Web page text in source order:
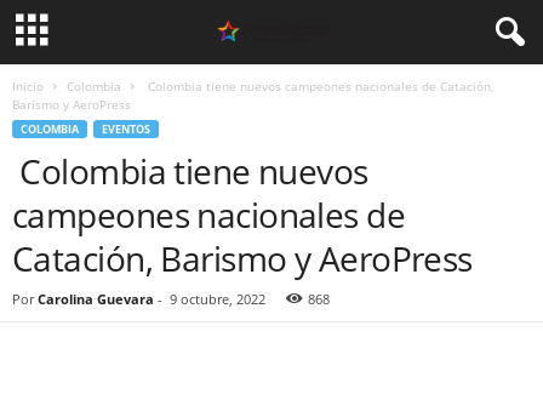
Inicio Colombia
Colombia tiene nuevos campeones nacionales de Catación,
Barismo y AeroPress
COLOMBIA EVENTOS
Colombia tiene nuevos
campeones nacionales de
Catación, Barismo y AeroPress
Por Carolina Guevara - 9 octubre, 2022 868